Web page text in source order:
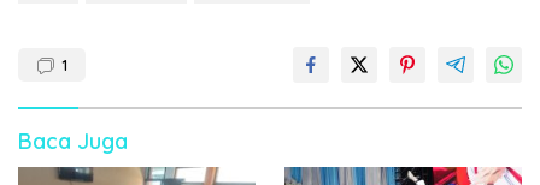
1
Baca Juga